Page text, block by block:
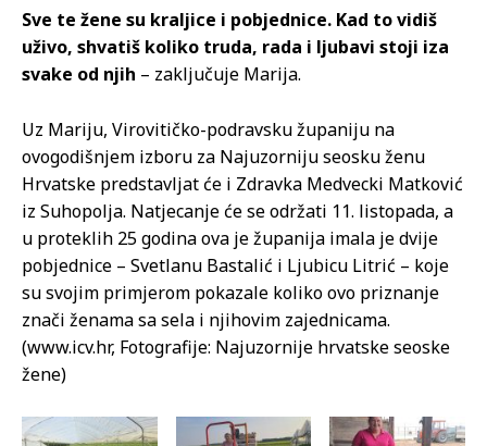
Sve te žene su kraljice i pobjednice. Kad to vidiš
uživo, shvatiš koliko truda, rada i ljubavi stoji iza
svake od njih – zaključuje Marija.
Uz Mariju, Virovitičko-podravsku županiju na
ovogodišnjem izboru za Najuzorniju seosku ženu
Hrvatske predstavljat će i Zdravka Medvecki Matković
iz Suhopolja. Natjecanje će se održati 11. listopada, a
u proteklih 25 godina ova je županija imala je dvije
pobjednice – Svetlanu Bastalić i Ljubicu Litrić – koje
su svojim primjerom pokazale koliko ovo priznanje
znači ženama sa sela i njihovim zajednicama.
(www.icv.hr, Fotografije: Najuzornije hrvatske seoske
žene)